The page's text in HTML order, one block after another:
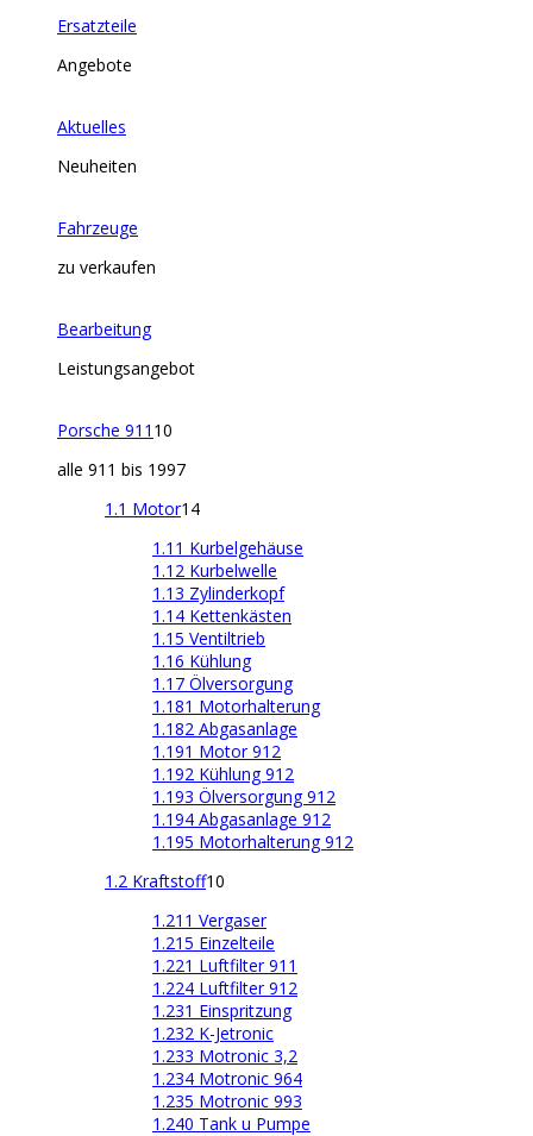
Ersatzteile
Angebote
Aktuelles
Neuheiten
Fahrzeuge
zu verkaufen
Bearbeitung
Leistungsangebot
Porsche 911 10
alle 911 bis 1997
1.1 Motor14
1.11 Kurbelgehäuse
1.12 Kurbelwelle
1.13 Zylinderkopf
1.14 Kettenkästen
1.15 Ventiltrieb
1.16 Kühlung
1.17 Ölversorgung
1.181 Motorhalterung
1.182 Abgasanlage
1.191 Motor 912
1.192 Kühlung 912
1.193 Ölversorgung 912
1.194 Abgasanlage 912
1.195 Motorhalterung 912
1.2 Kraftstoff10
1.211 Vergaser
1.215 Einzelteile
1.221 Luftfilter 911
1.224 Luftfilter 912
1.231 Einspritzung
1.232 K-Jetronic
1.233 Motronic 3,2
1.234 Motronic 964
1.235 Motronic 993
1.240 Tank u Pumpe